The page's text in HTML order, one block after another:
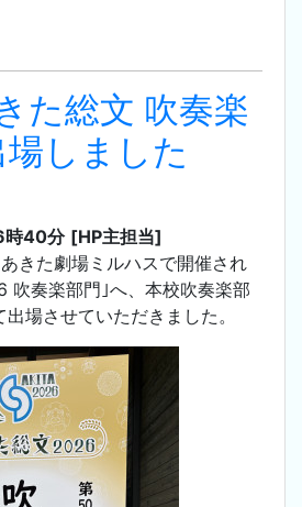
た総文 吹奏楽
しました
時40分 [HP主担当]
きた劇場ミルハスで開催され
吹奏楽部門｣へ、本校吹奏楽部
場させていただきました。